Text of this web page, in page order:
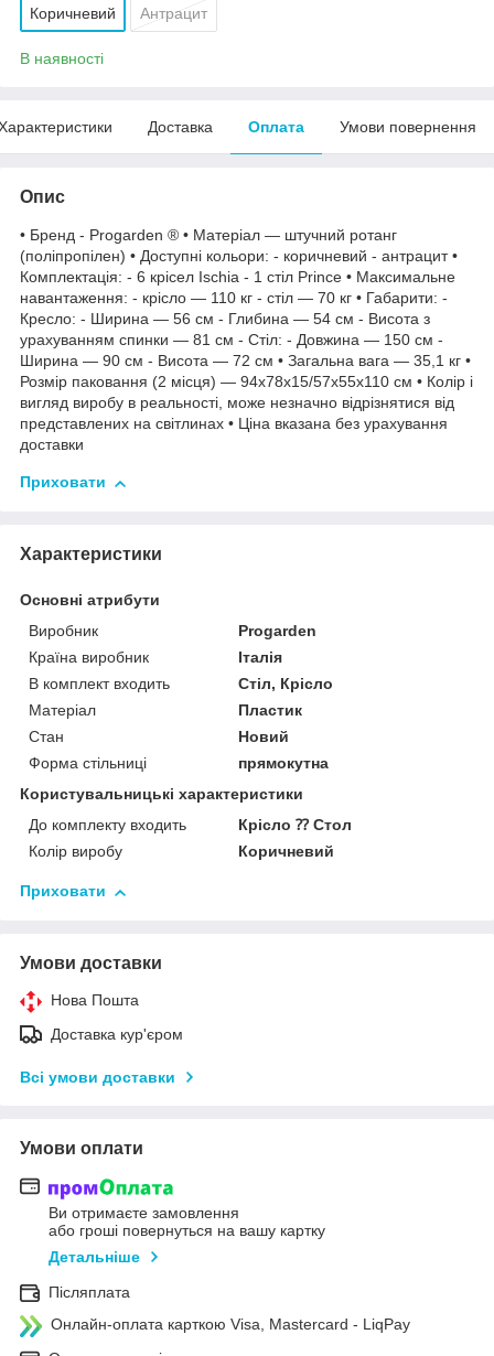
Коричневий Антрацит
В наявності
Доставка Оплата Умови повернення
Опис
• Бренд - Progarden ® • Матеріал — штучний ротанг
(поліпропілен) • Доступні кольори: - коричневий - антрацит •
Комплектація: - 6 крісел Ischia - 1 стіл Prince • Максимальне
навантаження: - крісло — 110 кг - стіл — 70 кг • Габарити: -
Кресло: - Ширина — 56 см - Глибина — 54 см - Висота з
урахуванням спинки — 81 см - Стіл: - Довжина — 150 см -
Ширина — 90 см - Висота — 72 см • Загальна вага — 35,1 кг •
Розмір паковання (2 місця) — 94x78x15/57x55x110 см • Колір і
вигляд виробу в реальності, може незначно відрізнятися від
представлених на світлинах • Ціна вказана без урахування
доставки
Приховати
Характеристики
Основні атрибути
Виробник
Progarden
Країна виробник
Італія
В комплект входить
Стіл, Крісло
Матеріал
Пластик
Стан
Новий
Форма стільниці
прямокутна
Користувальницькі характеристики
До комплекту входить
Крісло ⁇ Стол
Колір виробу
Коричневий
Приховати
Умови доставки
Нова Пошта
Доставка кур'єром
Всі умови доставки
Умови оплати
Ви отримаєте замовлення
або гроші повернуться на вашу картку
Детальніше
Післяплата
Онлайн-оплата карткою Visa, Mastercard - LiqPay